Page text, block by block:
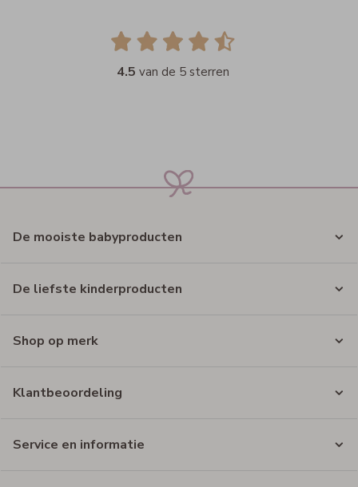
4.5 van de 5 sterren
De mooiste babyproducten
De liefste kinderproducten
Shop op merk
Klantbeoordeling
Service en informatie